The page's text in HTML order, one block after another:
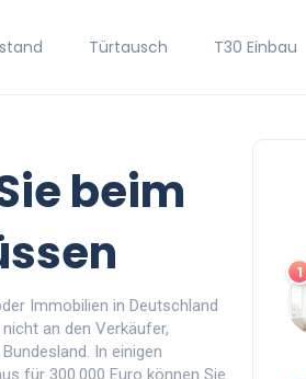
Türtausch T30 Einbau
beim
Immobilien in Deutschland
an den Verkäufer,
In einigen
für 300.000 Euro können Sie
1